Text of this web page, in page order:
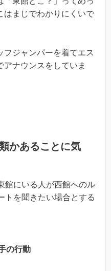
はまじでわかりにくいで
フジャンパーを着てエス
アナウンスをしていま
かあることに気
館にいる人が西館へのル
トを聞きたい場合とする
の行動